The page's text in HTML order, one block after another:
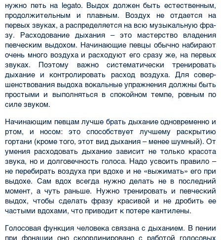
нужно петь на legato. Выдох должен быть естественным,
продолжительным и плавным. Воздух не отдается на
первых звуках, а распределяется на всю музыкальную фра­
зу. Расходование дыхания – это мастерство владения
певческим выдохом. Начинающие пев­цы обычно набирают
очень много воздуха и расходуют его сразу же, на первых
звуках. Поэто­му важно систематически тренировать
дыхание и контролировать расход воздуха. Для совер­
шенствования выдоха вокальные упражнения должны быть
простыми и выполняться в спо­койном темпе, ровным по
силе звуком.
Начинающим певцам лучше брать дыхание одновременно и
ртом, и носом: это способ­ствует лучшему раскрытию
гортани (кроме того, этот вид дыхания – менее шумный). От
уме­ния расходовать дыхание зависит не только красота
звука, но и долговечность голоса. Надо усвоить правило –
не перебирать воздуха при вдохе и не «выжимать» его при
выдохе. Сам вдох всегда нужно делать не в последний
момент, а чуть раньше. Нужно тренировать и певческий
выдох, чтобы сделать фразу красивой и не дробить ее
частыми вдохами, что приводит к поте­ре кантилены.
Голосовая функция человека связана с дыханием. В пении
при фонации оно скоординиро­вано с работой голосовых